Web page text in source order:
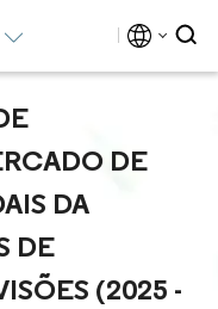
DE
DA
DE
(2025 -